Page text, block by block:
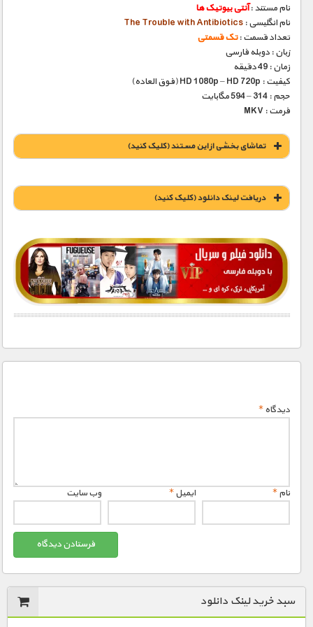
نام مستند :آنتی بیوتیک ها
نام انگلیسی : The Trouble with Antibiotics
تعداد قسمت :تک قسمتی
زبان : دوبله فارسی
زمان : 49 دقیقه
کیفیت : HD 1080p – HD 720p (فوق العاده)
حجم : 314 – 594 مگابایت
فرمت : MKV
تماشای بخشی از این مستند (کلیک کنید)
دریافت لينک دانلود (کليک کنيد)
1900 تومان – خريد لينک دانلود (افزودن به سبد خريد)
دیدگاه*
نام* ایمیل* وب‌ سایت
سبد خرید لینک دانلود